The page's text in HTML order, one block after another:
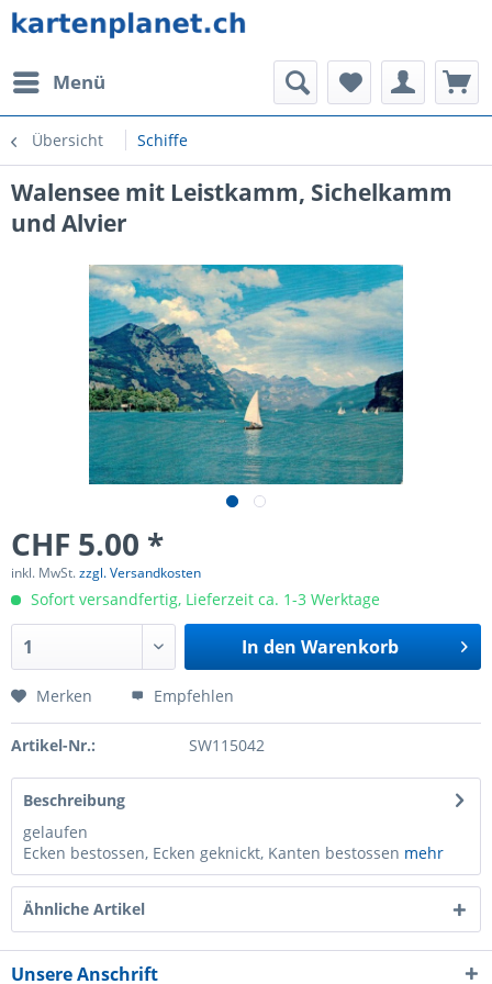
Menü
Übersicht Schiffe
Walensee mit Leistkamm, Sichelkamm
und Alvier
CHF 5.00 *
inkl. MwSt.zzgl. Versandkosten
Sofort versandfertig, Lieferzeit ca. 1-3 Werktage
In den Warenkorb
Merken Empfehlen
Artikel-Nr.: SW115042
Beschreibung
gelaufen
Ecken bestossen, Ecken geknickt, Kanten bestossen mehr
Ähnliche Artikel
Unsere Anschrift